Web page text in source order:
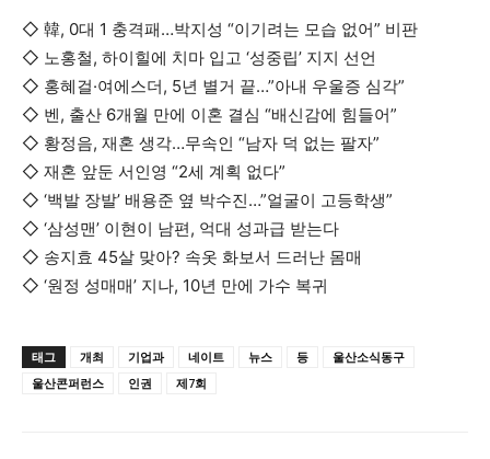
◇ 韓, 0대 1 충격패…박지성 “이기려는 모습 없어” 비판
◇ 노홍철, 하이힐에 치마 입고 ‘성중립’ 지지 선언
◇ 홍혜걸·여에스더, 5년 별거 끝…”아내 우울증 심각”
◇ 벤, 출산 6개월 만에 이혼 결심 “배신감에 힘들어”
◇ 황정음, 재혼 생각…무속인 “남자 덕 없는 팔자”
◇ 재혼 앞둔 서인영 “2세 계획 없다”
◇ ‘백발 장발’ 배용준 옆 박수진…”얼굴이 고등학생”
◇ ‘삼성맨’ 이현이 남편, 억대 성과급 받는다
◇ 송지효 45살 맞아? 속옷 화보서 드러난 몸매
◇ ‘원정 성매매’ 지나, 10년 만에 가수 복귀
태그 개최 기업과 네이트 뉴스 등
울산소식동구
울산콘퍼런스
인권 제7회